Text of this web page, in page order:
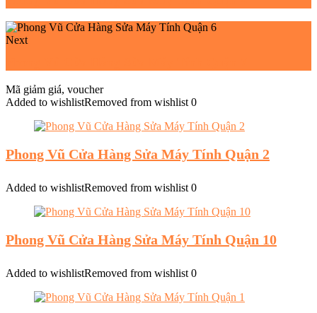
Next
Mã giảm giá, voucher
Added to wishlistRemoved from wishlist 0
Phong Vũ Cửa Hàng Sửa Máy Tính Quận 2
Added to wishlistRemoved from wishlist 0
Phong Vũ Cửa Hàng Sửa Máy Tính Quận 10
Added to wishlistRemoved from wishlist 0